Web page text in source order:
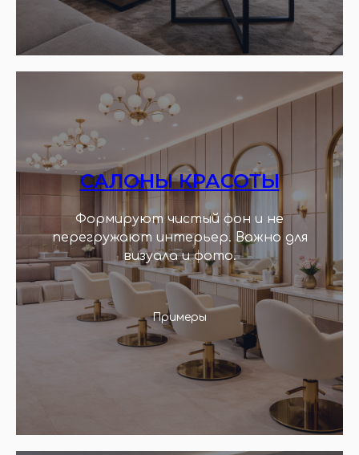
САЛОНЫ КРАСОТЫ
Формируют чистый фон и не
перегружают интерьер. Важно для
визуала и фото.
Примеры